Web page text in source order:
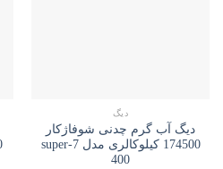
دیگ
دیگ آب گرم چدنی شوفاژکار
174500 کیلوکالری مدل 7-super
400